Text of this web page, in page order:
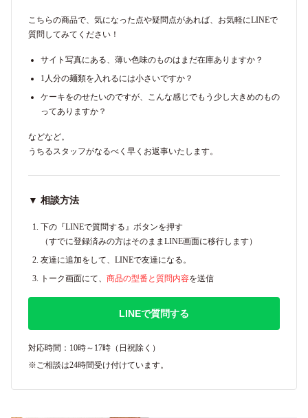
こちらの商品で、気になった点や疑問点があれば、お気軽にLINEで
質問してみてください！
サイト写真にある、薄い色味のものはまだ在庫ありますか？
1人分の麺類を入れるには小さいですか？
ケーキをのせたいのですが、こんな感じでもう少し大きめのもの
ってありますか？
などなど。
うちるスタッフがなるべく早くお返事いたします。
▼ 相談方法
下の『LINEで質問する』ボタンを押す
（すでに登録済みの方はそのままLINE画面に移行します）
友達に追加をして、LINEで友達になる。
トーク画面にて、 商品の型番と質問内容を送信
LINEで質問する
対応時間：10時～17時（日祝除く）
※ご相談は24時間受け付けています。